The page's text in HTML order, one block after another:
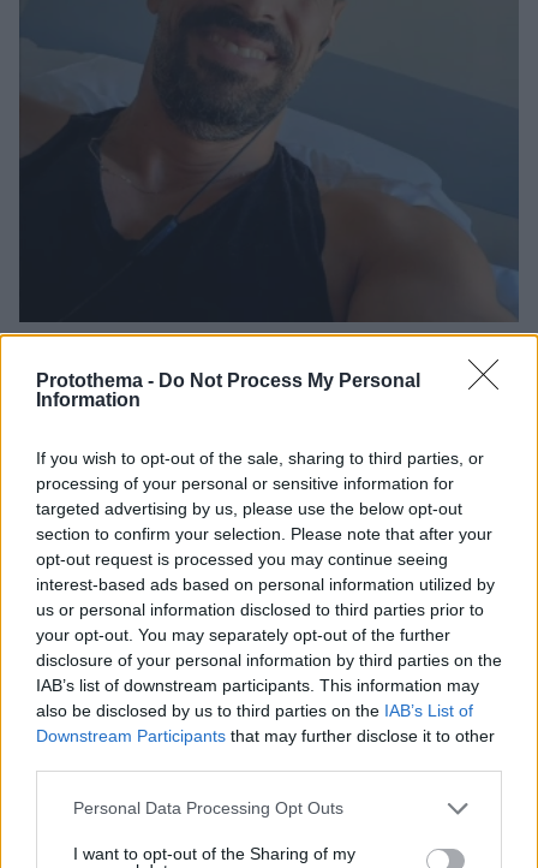
Protothema - Do Not Process My Personal
Information
If you wish to opt-out of the sale, sharing to third parties, or
processing of your personal or sensitive information for
targeted advertising by us, please use the below opt-out
section to confirm your selection. Please note that after your
opt-out request is processed you may continue seeing
interest-based ads based on personal information utilized by
us or personal information disclosed to third parties prior to
your opt-out. You may separately opt-out of the further
disclosure of your personal information by third parties on the
IAB’s list of downstream participants. This information may
also be disclosed by us to third parties on the IAB’s List of
Downstream Participants that may further disclose it to other
Please note that this website/app uses one or more Google
not limited to your visit or usage behaviour. You may click to
Personal Data Processing Opt Outs
I want to opt-out of the Sharing of my
Γιώργος Παράσχος: Χαμογελαστός, δίνει τη μάχη
του με τον καρκίνο, μπήκε στο νοσοκομείο για νέα